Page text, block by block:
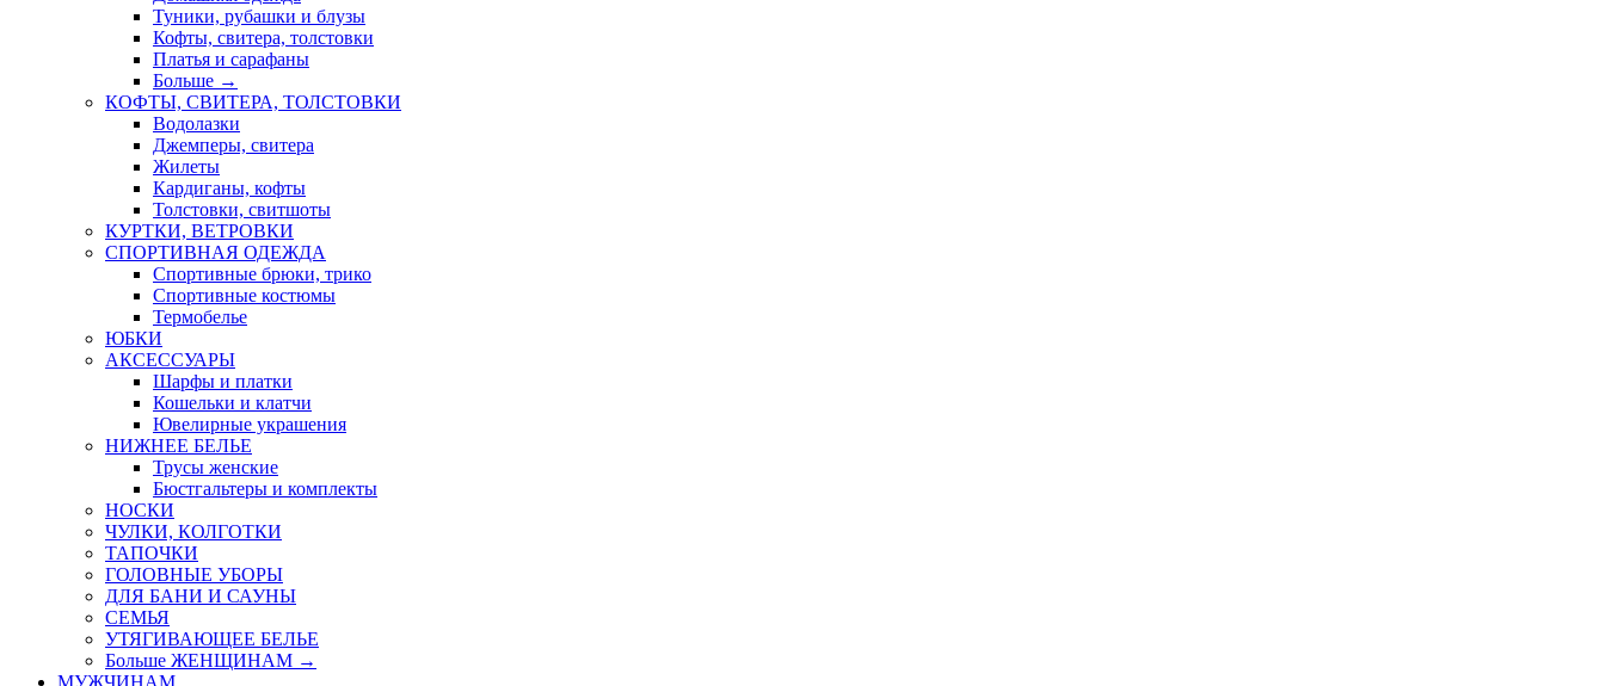
Туники, рубашки и блузы
Кофты, свитера, толстовки
Платья и сарафаны
Больше →
КОФТЫ, СВИТЕРА, ТОЛСТОВКИ
Водолазки
Джемперы, свитера
Жилеты
Кардиганы, кофты
Толстовки, свитшоты
КУРТКИ, ВЕТРОВКИ
СПОРТИВНАЯ ОДЕЖДА
Спортивные брюки, трико
Спортивные костюмы
Термобелье
ЮБКИ
AКСЕССУАРЫ
Шарфы и платки
Кошельки и клатчи
Ювелирные украшения
НИЖНЕЕ БЕЛЬЕ
Трусы женские
Бюстгальтеры и комплекты
НОСКИ
ЧУЛКИ, КОЛГОТКИ
ТАПОЧКИ
ГОЛОВНЫЕ УБОРЫ
ДЛЯ БАНИ И САУНЫ
СЕМЬЯ
УТЯГИВАЮЩЕЕ БЕЛЬЕ
Больше ЖЕНЩИНАМ →
МУЖЧИНАМ